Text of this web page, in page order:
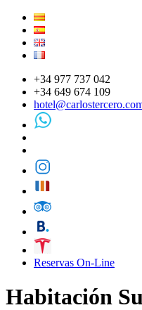
+34 977 737 042
+34 649 674 109
Reservas On-Line
Habitación